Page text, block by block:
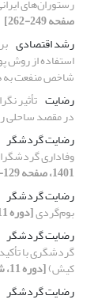
صفحه 249-262]
رشد اقتصادی
استفاده از روش
شاخص منفعت به
رضایت تأثیر
در مقصد ساحلی
رضایت گردشگر
وفاداری
1401، صفحه 129-142]
رضایت گردشگر
بوم‌گردی[دوره 11، شماره 2، 1401، صفحه 321-332]
رضایت گردشگر
گردشگری با
کیش)[دوره 11، شماره 2، 1401، صفحه 167-182]
رضایت گردشگر